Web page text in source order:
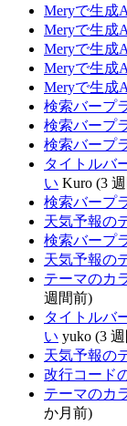
Meryで生成
Meryで生成
Meryで生成
Meryで生成
Meryで生成
検索バープ
検索バープ
検索バープ
タイトルバ
い Kuro (3
検索バープ
天気予報の
検索バープ
天気予報の
テーマのカ
週間前)
タイトルバ
い yuko (3
天気予報の
改行コード
テーマのカ
か月前)